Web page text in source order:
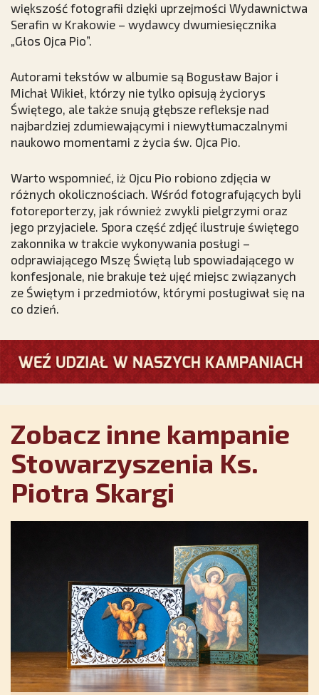
większość fotografii dzięki uprzejmości Wydawnictwa
Serafin w Krakowie – wydawcy dwumiesięcznika
„Głos Ojca Pio”.
Autorami tekstów w albumie są Bogusław Bajor i
Michał Wikieł, którzy nie tylko opisują życiorys
Świętego, ale także snują głębsze refleksje nad
najbardziej zdumiewającymi i niewytłumaczalnymi
naukowo momentami z życia św. Ojca Pio.
Warto wspomnieć, iż Ojcu Pio robiono zdjęcia w
różnych okolicznościach. Wśród fotografujących byli
fotoreporterzy, jak również zwykli pielgrzymi oraz
jego przyjaciele. Spora część zdjęć ilustruje świętego
zakonnika w trakcie wykonywania posługi –
odprawiającego Mszę Świętą lub spowiadającego w
konfesjonale, nie brakuje też ujęć miejsc związanych
ze Świętym i przedmiotów, którymi posługiwał się na
co dzień.
Zobacz inne kampanie
Stowarzyszenia Ks.
Piotra Skargi